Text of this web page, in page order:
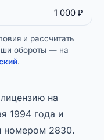
1 000 ₽
и рассчитать
обороты — на
.
на
1994 года и
номером 2830.